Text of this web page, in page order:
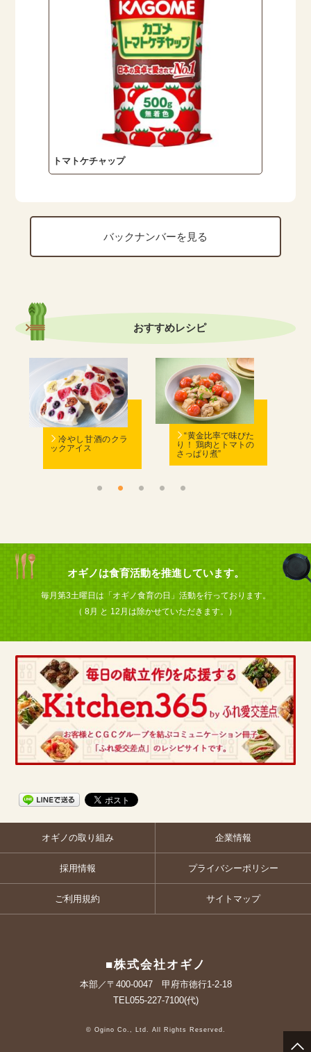
トマトケチャップ
バックナンバーを見る
おすすめレシピ
冷やし甘酒のクラ
ックアイス
“黄金比率で味ぴた
り！ 鶏肉とトマトの
さっぱり煮”
オギノは食育活動を推進しています。
毎月第3土曜日は「オギノ食育の日」活動を行っております。
（ 8月 と 12月は除かせていただきます。）
オギノの取り組み 企業情報
採用情報 プライバシーポリシー
ご利用規約 サイトマップ
■株式会社オギノ
本部／〒400-0047 甲府市徳行1-2-18
TEL055-227-7100(代)
© Ogino Co., Ltd. All Rights Reserved.